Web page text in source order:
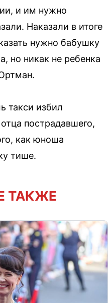
и им нужно
Наказали в итоге
нужно бабушку
но никак не ребенка
такси избил
пострадавшего,
как юноша
тише.
ТАКЖЕ